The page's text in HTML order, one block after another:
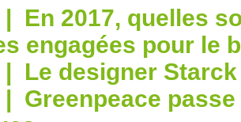
| En 2017, quelles
engagées pour le
| Le designer
| Greenpeace